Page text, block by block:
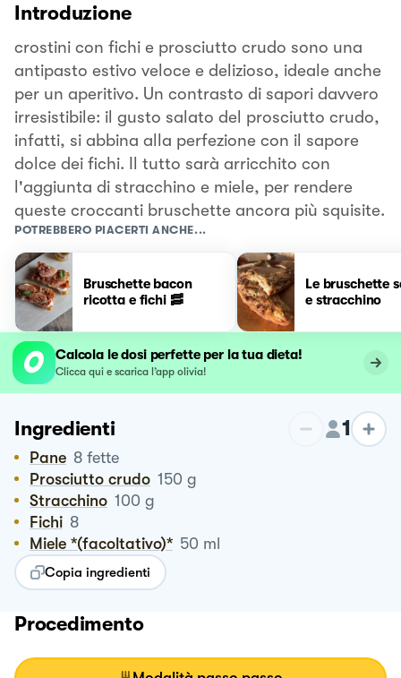
Introduzione
crostini con fichi e prosciutto crudo sono una
antipasto estivo veloce e delizioso, ideale anche
per un aperitivo. Un contrasto di sapori davvero
irresistibile: il gusto salato del prosciutto crudo,
infatti, si abbina alla perfezione con il sapore
dolce dei fichi. Il tutto sarà arricchito con
l'aggiunta di stracchino e miele, per rendere
queste croccanti bruschette ancora più squisite.
POTREBBERO PIACERTI ANCHE...
Bruschette bacon
ricotta e fichi 🥓
Le bruschette
e stracchino
Calcola le dosi perfette per la tua dieta!
Clicca qui e scarica l’app olivia!
Ingredienti 1
Pane 8 fette
Prosciutto crudo 150 g
Stracchino 100 g
Fichi 8
Miele *(facoltativo)* 50 ml
Copia ingredienti
Procedimento